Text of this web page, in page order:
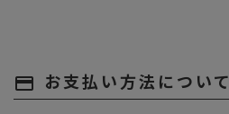
payment お支払い方法について